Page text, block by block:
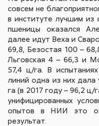
совсем не
в институте лучшим из
пшеницы оказался
далее идут Веха и
69,8, Безостая 100 –
Льговская 4 – 66,3 и
57,4 ц/га. В
линий одна из них
га (в 2017 году – 96,2 ц/
унифицированных
опытов в НИИ это
результат.